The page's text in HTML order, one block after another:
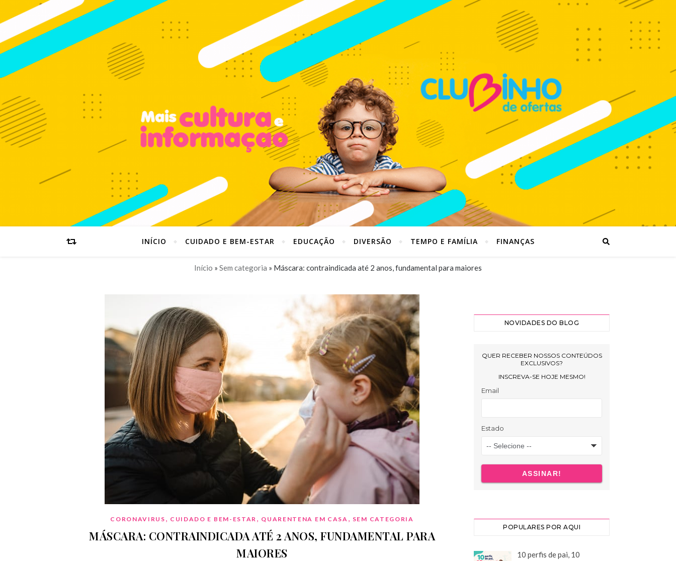
INÍCIO CUIDADO E BEM-ESTAR EDUCAÇÃO DIVERSÃO TEMPO E FAMÍLIA FINANÇAS
Início » Sem categoria » Máscara: contraindicada até 2 anos, fundamental para maiores
CORONAVIRUS , CUIDADO E BEM-ESTAR , QUARENTENA EM CASA , SEM CATEGORIA
MÁSCARA: CONTRAINDICADA ATÉ 2 ANOS, FUNDAMENTAL PARA
MAIORES
NOVIDADES DO BLOG
POPULARES POR AQUI
10 perfis de pai, 10